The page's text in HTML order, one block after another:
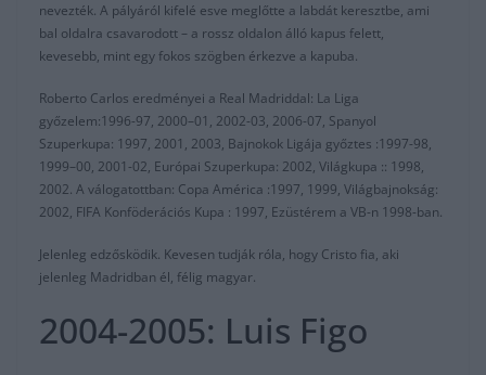
nevezték. A pályáról kifelé esve meglőtte a labdát keresztbe, ami
bal oldalra csavarodott – a rossz oldalon álló kapus felett,
kevesebb, mint egy fokos szögben érkezve a kapuba.
Roberto Carlos eredményei a Real Madriddal: La Liga
győzelem:1996-97, 2000–01, 2002-03, 2006-07, Spanyol
Szuperkupa: 1997, 2001, 2003, Bajnokok Ligája győztes :1997-98,
1999–00, 2001-02, Európai Szuperkupa: 2002, Világkupa :: 1998,
2002. A válogatottban: Copa América :1997, 1999, Világbajnokság:
2002, FIFA Konföderációs Kupa : 1997, Ezüstérem a VB-n 1998-ban.
Jelenleg edzősködik. Kevesen tudják róla, hogy Cristo fia, aki
jelenleg Madridban él, félig magyar.
2004-2005: Luis Figo